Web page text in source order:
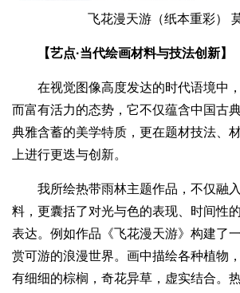
飞花漫天游（纸本重彩）
【艺点·当代绘画材料与技法创新】
在视觉图像高度发达的时代语境中，
而富有活力的态势，它不仅蕴含中国古
典雅含蓄的美学特质，更在题材技法、
上进行更迭与创新。
我所绘热带雨林主题作品，不仅融
料，更囊括了对光与色的表现、时间性
表达。例如作品《飞花漫天游》构建了
赏可游的浪漫世界。画中描绘各种植物
有细细的棕榈，奇花异草，虚实结合。